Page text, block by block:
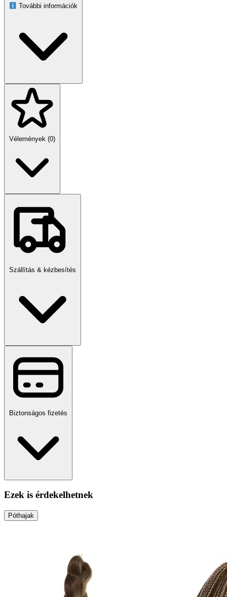
További információk
Vélemények (0)
Szállítás & kézbesítés
Biztonságos fizetés
Ezek is érdekelhetnek
Póthajak